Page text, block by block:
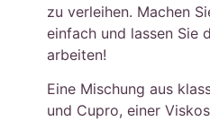
zu verleihen. Machen
einfach und lassen Sie
arbeiten!
Eine Mischung aus
und Cupro, einer